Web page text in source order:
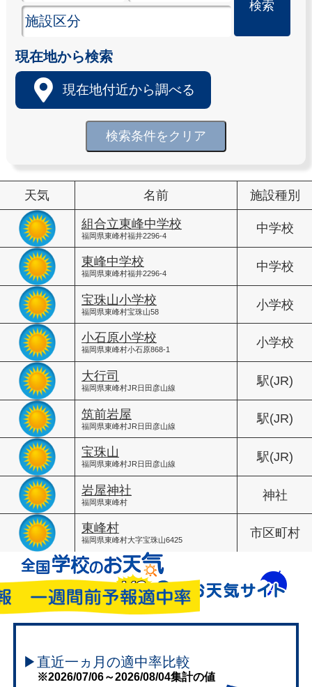
現在地から検索
現在地付近から調べる
検索条件をクリア
天気 名前 施設種別
組合立東峰中学校
福岡県東峰村福井2296-4
中学校
東峰中学校
福岡県東峰村福井2296-4
中学校
宝珠山小学校
福岡県東峰村宝珠山58
小学校
小石原小学校
福岡県東峰村小石原868-1
小学校
大行司
福岡県東峰村JR日田彦山線
駅(JR)
筑前岩屋
福岡県東峰村JR日田彦山線
駅(JR)
宝珠山
福岡県東峰村JR日田彦山線
駅(JR)
岩屋神社
福岡県東峰村
神社
東峰村
福岡県東峰村大字宝珠山6425
市区町村
▶直近一ヵ月の適中率比較
※2026/07/06～2026/08/04集計の値